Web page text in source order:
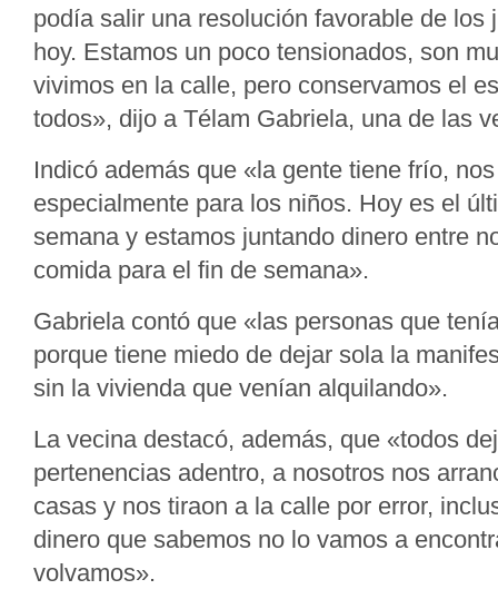
podía salir una resolución favorable de los
hoy. Estamos un poco tensionados, son
vivimos en la calle, pero conservamos el
todos», dijo a Télam Gabriela, una de las
Indicó además que «la gente tiene frío,
especialmente para los niños. Hoy es el
semana y estamos juntando dinero entre
comida para el fin de semana».
Gabriela contó que «las personas que
porque tiene miedo de dejar sola la
sin la vivienda que venían alquilando».
La vecina destacó, además, que «todos
pertenencias adentro, a nosotros nos
casas y nos tiraon a la calle por error,
dinero que sabemos no lo vamos a
volvamos».